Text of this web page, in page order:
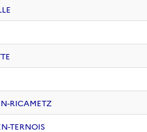
RICAMETZ
TERNOIS